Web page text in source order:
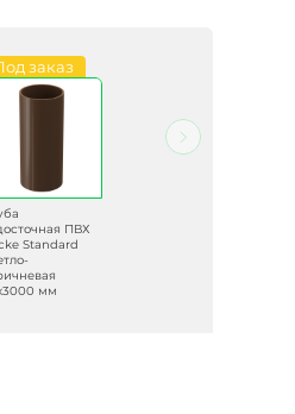
заказ
ПВХ
Standard
мм